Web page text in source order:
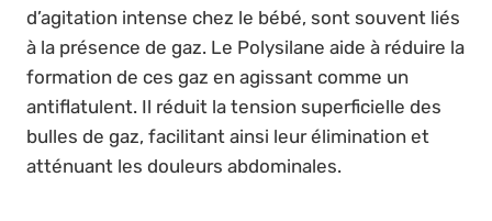
d’agitation intense chez le bébé, sont souvent liés
à la présence de gaz. Le Polysilane aide à réduire la
formation de ces gaz en agissant comme un
antiflatulent. Il réduit la tension superficielle des
bulles de gaz, facilitant ainsi leur élimination et
atténuant les douleurs abdominales.